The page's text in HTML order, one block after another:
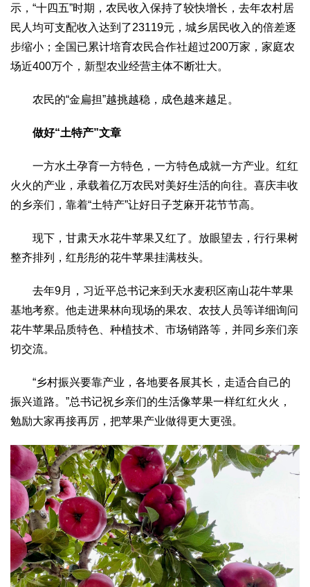
示，“十四五”时期，农民收入保持了较快增长，去年农村居
民人均可支配收入达到了23119元，城乡居民收入的倍差逐
步缩小；全国已累计培育农民合作社超过200万家，家庭农
场近400万个，新型农业经营主体不断壮大。
农民的“金扁担”越挑越稳，成色越来越足。
做好“土特产”文章
一方水土孕育一方特色，一方特色成就一方产业。红红
火火的产业，承载着亿万农民对美好生活的向往。喜庆丰收
的乡亲们，靠着“土特产”让好日子芝麻开花节节高。
现下，甘肃天水花牛苹果又红了。放眼望去，行行果树
整齐排列，红彤彤的花牛苹果挂满枝头。
去年9月，习近平总书记来到天水麦积区南山花牛苹果
基地考察。他走进果林向现场的果农、农技人员等详细询问
花牛苹果品质特色、种植技术、市场销路等，并同乡亲们亲
切交流。
“乡村振兴要靠产业，各地要各展其长，走适合自己的
振兴道路。”总书记祝乡亲们的生活像苹果一样红红火火，
勉励大家再接再厉，把苹果产业做得更大更强。